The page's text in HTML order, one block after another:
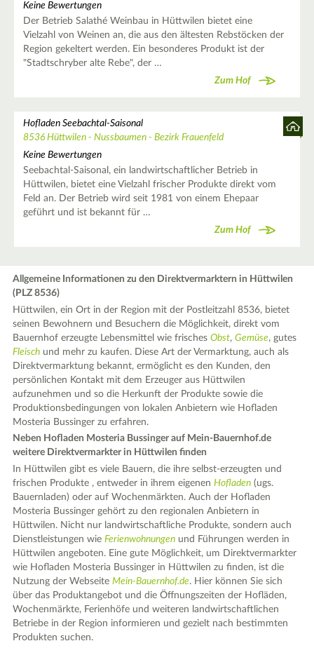
Keine Bewertungen
Der Betrieb Salathé Weinbau in Hüttwilen bietet eine
Vielzahl von Weinen an, die aus den ältesten Rebstöcken der
Region gekeltert werden. Ein besonderes Produkt ist der
"Stadtschryber alte Rebe", der …
Zum Hof
Hofladen Seebachtal-Saisonal
8536 Hüttwilen - Nussbaumen - Bezirk Frauenfeld
Keine Bewertungen
Seebachtal-Saisonal, ein landwirtschaftlicher Betrieb in
Hüttwilen, bietet eine Vielzahl frischer Produkte direkt vom
Feld an. Der Betrieb wird seit 1981 von einem Ehepaar
geführt und ist bekannt für …
Zum Hof
Allgemeine Informationen zu den Direktvermarktern in Hüttwilen
(PLZ 8536)
Hüttwilen, ein Ort in der Region mit der Postleitzahl 8536, bietet
seinen Bewohnern und Besuchern die Möglichkeit, direkt vom
Bauernhof erzeugte Lebensmittel wie frischesObst,Gemüse, gutes
Fleisch und mehr zu kaufen. Diese Art der Vermarktung, auch als
Direktvermarktung bekannt, ermöglicht es den Kunden, den
persönlichen Kontakt mit dem Erzeuger aus Hüttwilen
aufzunehmen und so die Herkunft der Produkte sowie die
Produktionsbedingungen von lokalen Anbietern wie Hofladen
Mosteria Bussinger zu erfahren.
Neben Hofladen Mosteria Bussinger auf Mein-Bauernhof.de
weitere Direktvermarkter in Hüttwilen finden
In Hüttwilen gibt es viele Bauern, die ihre selbst-erzeugten und
frischen Produkte , entweder in ihrem eigenenHofladen (ugs.
Bauernladen) oder auf Wochenmärkten. Auch der Hofladen
Mosteria Bussinger gehört zu den regionalen Anbietern in
Hüttwilen. Nicht nur landwirtschaftliche Produkte, sondern auch
Dienstleistungen wieFerienwohnungen und Führungen werden in
Hüttwilen angeboten. Eine gute Möglichkeit, um Direktvermarkter
wie Hofladen Mosteria Bussinger in Hüttwilen zu finden, ist die
Nutzung der WebseiteMein-Bauernhof.de. Hier können Sie sich
über das Produktangebot und die Öffnungszeiten der Hofläden,
Wochenmärkte, Ferienhöfe und weiteren landwirtschaftlichen
Betriebe in der Region informieren und gezielt nach bestimmten
Produkten suchen.